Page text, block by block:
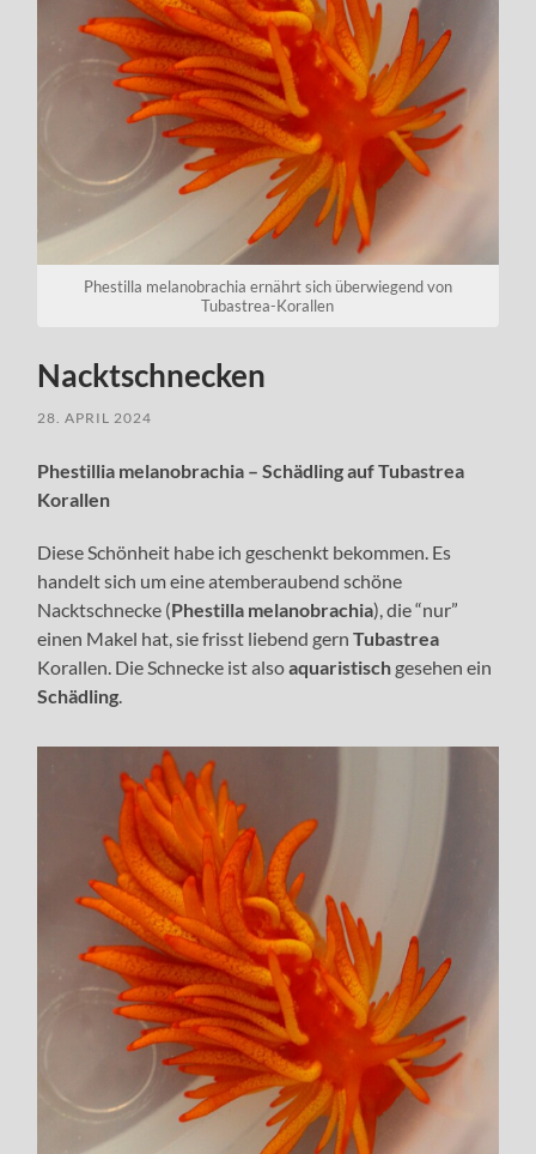
Phestilla melanobrachia ernährt sich überwiegend von
Tubastrea-Korallen
Nacktschnecken
28. APRIL 2024
Phestillia melanobrachia – Schädling auf Tubastrea
Korallen
Diese Schönheit habe ich geschenkt bekommen. Es
handelt sich um eine atemberaubend schöne
Nacktschnecke (Phestilla melanobrachia), die “nur”
einen Makel hat, sie frisst liebend gernTubastrea
Korallen. Die Schnecke ist alsoaquaristisch gesehen ein
Schädling.